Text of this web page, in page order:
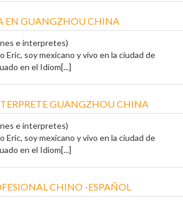
EN GUANGZHOU CHINA
e interpretes)
Eric, soy mexicano y vivo en la ciudad de
en el Idiom[...]
GUANGZHOU CHINA
e interpretes)
Eric, soy mexicano y vivo en la ciudad de
en el Idiom[...]
CHINO -ESPAÑOL